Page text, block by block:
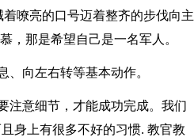
嘹亮的口号迈着整齐的步伐向主
，那是希望自己是一名军人。
向左右转等基本动作。
注意细节，才能成功完成。我们
身上有很多不好的习惯. 教官教